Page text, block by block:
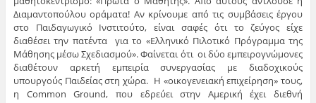
Διαμαντοπούλου οράματα! Αν κρίνουμε από τις συμβάσεις έργου
στο Παιδαγωγικό Ινστιτούτο, είναι σαφές ότι το ζεύγος είχε
διαθέσει την πατέντα για το «Ελληνικό Πιλοτικό Πρόγραμμα της
Μάθησης μέσω Σχεδιασμού». Φαίνεται ότι οι δύο εμπειρογνώμονες
διαθέτουν αρκετή εμπειρία συνεργασίας με διαδοχικούς
υπουργούς Παιδείας στη χώρα. Η «οικογενειακή επιχείρηση» τους,
η Common Ground, που εδρεύει στην Αμερική έχει διεθνή